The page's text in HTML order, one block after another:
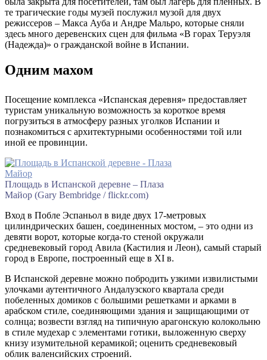
те трагические годы музей послужил музой для двух
режиссеров – Макса Ауба и Андре Мальро, которые сняли
здесь много деревенских сцен для фильма «В горах Теруэля
(Надежда)» о гражданской войне в Испании.
Одним махом
Посещение комплекса «Испанская деревня» предоставляет
туристам уникальную возможность за короткое время
погрузиться в атмосферу разных уголков Испании и
познакомиться с архитектурными особенностями той или
иной ее провинции.
Площадь в Испанcкой деревне – Плаза
Майор (Gary Bembridge / flickr.com)
Вход в Побле Эспаньол в виде двух 17-метровых
цилиндрических башен, соединенных мостом, – это одни из
девяти ворот, которые когда-то стеной окружали
средневековый город Авила (Кастилия и Леон), самый старый
город в Европе, построенный еще в XI в.
В Испанской деревне можно побродить узкими извилистыми
улочками аутентичного Андалузского квартала среди
побеленных домиков с большими решетками и арками в
арабском стиле, соединяющими здания и защищающими от
солнца; возвести взгляд на типичную арагонскую колокольню
в стиле мудехар с элементами готики, выложенную сверху
книзу изумительной керамикой; оценить средневековый
облик валенсийских строений.